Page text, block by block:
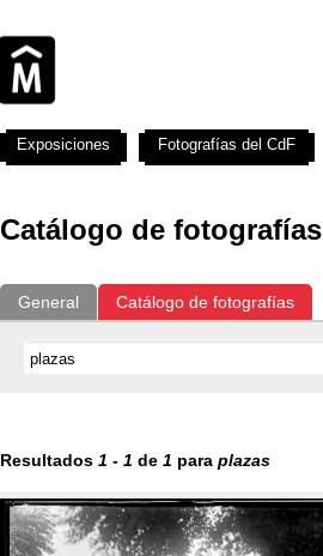
Catálogo de fotografías
General Catálogo de fotografías
Resultados 1 - 1 de 1 para plazas
Exposiciones Fotografías del CdF